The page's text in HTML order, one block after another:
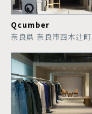
Qcumber
奈良県 奈良市西木辻町